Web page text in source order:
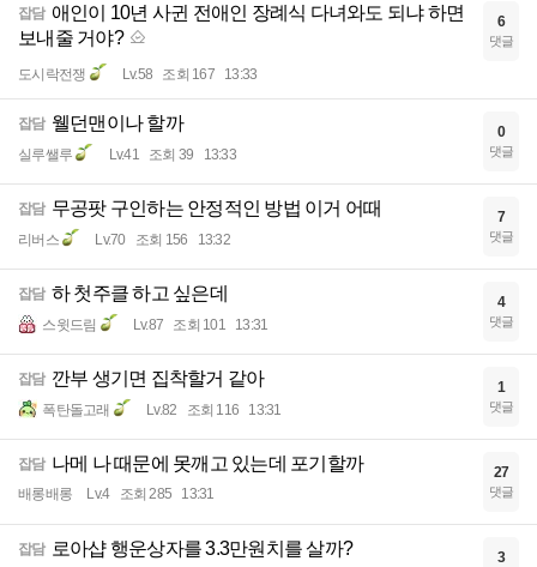
잡담 애인이 10년 사귄 전애인 장례식 다녀와도 되냐 하면
보내줄 거야?
도시락전쟁 Lv.58 조회 167 13:33
6
댓글
잡담 웰던맨이나 할까
실루쌜루 Lv.41 조회 39 13:33
0
댓글
잡담 무공팟 구인하는 안정적인 방법 이거 어때
리버스 Lv.70 조회 156 13:32
7
댓글
잡담 하 첫주클 하고 싶은데
스윗드림 Lv.87 조회 101 13:31
4
댓글
잡담 깐부 생기면 집착할거 같아
폭탄돌고래 Lv.82 조회 116 13:31
1
댓글
잡담 나메 나 때문에 못깨고 있는데 포기할까
배롱배롱 Lv.4 조회 285 13:31
27
댓글
잡담 로아샵 행운상자를 3.3만원치를 살까? 3